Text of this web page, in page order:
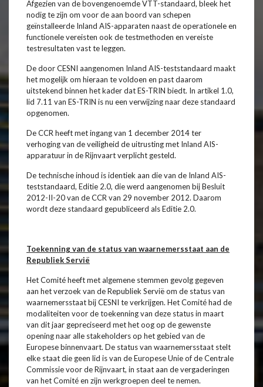
Afgezien van de bovengenoemde VTT-standaard, bleek het
nodig te zijn om voor de aan boord van schepen
geïnstalleerde Inland AIS-apparaten naast de operationele en
functionele vereisten ook de testmethoden en vereiste
testresultaten vast te leggen.
De door CESNI aangenomen Inland AIS-teststandaard maakt
het mogelijk om hieraan te voldoen en past daarom
uitstekend binnen het kader dat ES-TRIN biedt. In artikel 1.0,
lid 7.11 van ES-TRIN is nu een verwijzing naar deze standaard
opgenomen.
De CCR heeft met ingang van 1 december 2014 ter
verhoging van de veiligheid de uitrusting met Inland AIS-
apparatuur in de Rijnvaart verplicht gesteld.
De technische inhoud is identiek aan die van de Inland AIS-
teststandaard, Editie 2.0, die werd aangenomen bij Besluit
2012-II-20 van de CCR van 29 november 2012. Daarom
wordt deze standaard gepubliceerd als Editie 2.0.
Toekenning van de status van waarnemersstaat aan de
Republiek Servië
Het Comité heeft met algemene stemmen gevolg gegeven
aan het verzoek van de Republiek Servië om de status van
waarnemersstaat bij CESNI te verkrijgen. Het Comité had de
modaliteiten voor de toekenning van deze status in maart
van dit jaar gepreciseerd met het oog op de gewenste
opening naar alle stakeholders op het gebied van de
Europese binnenvaart. De status van waarnemersstaat stelt
elke staat die geen lid is van de Europese Unie of de Centrale
Commissie voor de Rijnvaart, in staat aan de vergaderingen
van het Comité en zijn werkgroepen deel te nemen.